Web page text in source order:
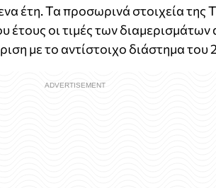
έτη. Τα προσωρινά στοιχεία της
έτους οι τιμές των
με το αντίστοιχο διάστημα του